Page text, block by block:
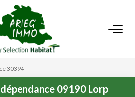
ACCUEIL
NOS BIENS
30394
09190 Lorp